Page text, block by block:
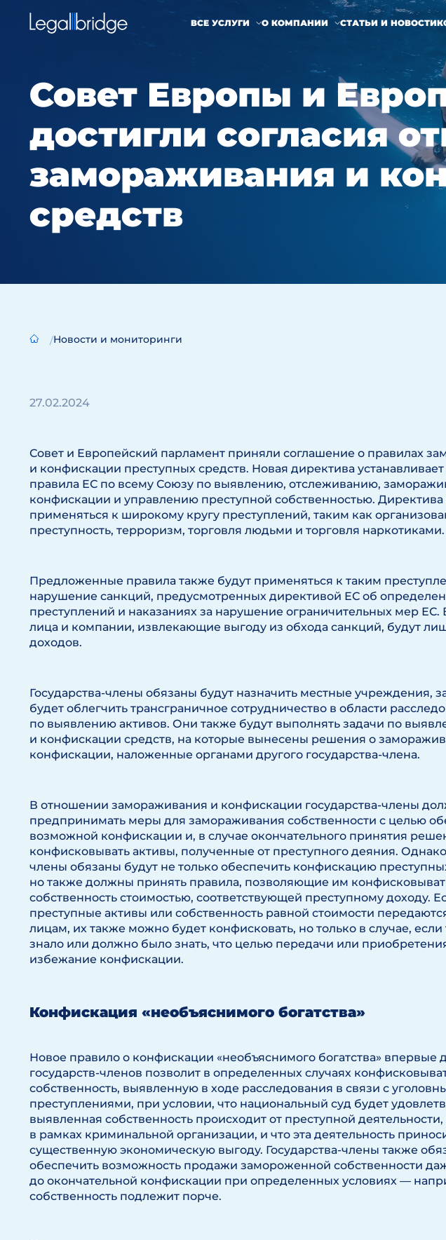
ВСЕ УСЛУГИ О КОМПАНИИ СТАТЬИ И НОВОСТИ
Совет Европы и
достигли согласия
замораживания и
средств
Новости и мониторинги
27.02.2024
Совет и Европейский парламент приняли соглашение о правилах
и конфискации преступных средств. Новая директива
правила ЕС по всему Союзу по выявлению, отслеживанию,
конфискации и управлению преступной собственностью. Директива
применяться к широкому кругу преступлений, таким как
преступность, терроризм, торговля людьми и торговля наркотиками.
Предложенные правила также будут применяться к таким
нарушение санкций, предусмотренных директивой ЕС об
преступлений и наказаниях за нарушение ограничительных мер ЕС.
лица и компании, извлекающие выгоду из обхода санкций, будут
доходов.
Государства-члены обязаны будут назначить местные учреждения,
будет облегчить трансграничное сотрудничество в области
по выявлению активов. Они также будут выполнять задачи по
и конфискации средств, на которые вынесены решения о
конфискации, наложенные органами другого государства-члена.
В отношении замораживания и конфискации государства-члены
предпринимать меры для замораживания собственности с целью
возможной конфискации и, в случае окончательного принятия
конфисковывать активы, полученные от преступного деяния. Однако
члены обязаны будут не только обеспечить конфискацию
но также должны принять правила, позволяющие им
собственность стоимостью, соответствующей преступному доходу.
преступные активы или собственность равной стоимости
лицам, их также можно будет конфисковать, но только в случае, если
знало или должно было знать, что целью передачи или
избежание конфискации.
Конфискация «необъяснимого богатства»
Новое правило о конфискации «необъяснимого богатства» впервые
государств-членов позволит в определенных случаях
собственность, выявленную в ходе расследования в связи с
преступлениями, при условии, что национальный суд будет
выявленная собственность происходит от преступной
в рамках криминальной организации, и что эта деятельность
существенную экономическую выгоду. Государства-члены также
обеспечить возможность продажи замороженной собственности
до окончательной конфискации при определенных условиях —
собственность подлежит порче.